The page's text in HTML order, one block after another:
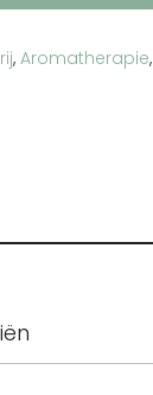
, Aromatherapie,